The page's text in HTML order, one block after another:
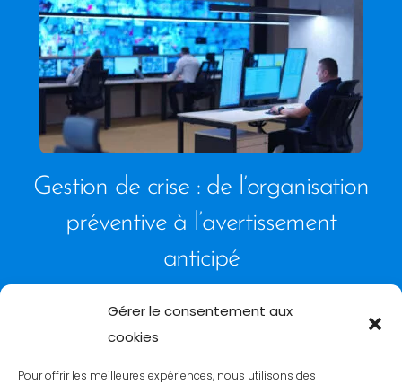
Gérer le consentement aux
cookies
Pour offrir les meilleures expériences, nous utilisons des
Gestion de crise : de l’organisation
préventive à l’avertissement
anticipé